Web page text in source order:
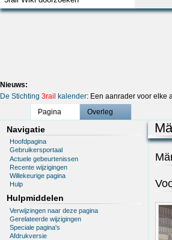
Nieuws:
De Stichting 3rail kalender: Een aanrader voor elke
Pagina
Overleg
Navigatie
Hoofdpagina
Gebruikersportaal
Actuele gebeurtenissen
Recente wijzigingen
Willekeurige pagina
Hulp
Hulpmiddelen
Verwijzingen naar deze pagina
Gerelateerde wijzigingen
Speciale pagina's
Afdrukversie